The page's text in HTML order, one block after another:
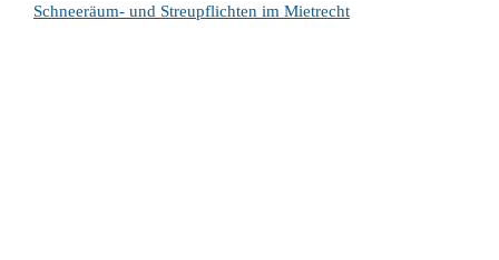
Schneeräum- und Streupflichten im Mietrecht